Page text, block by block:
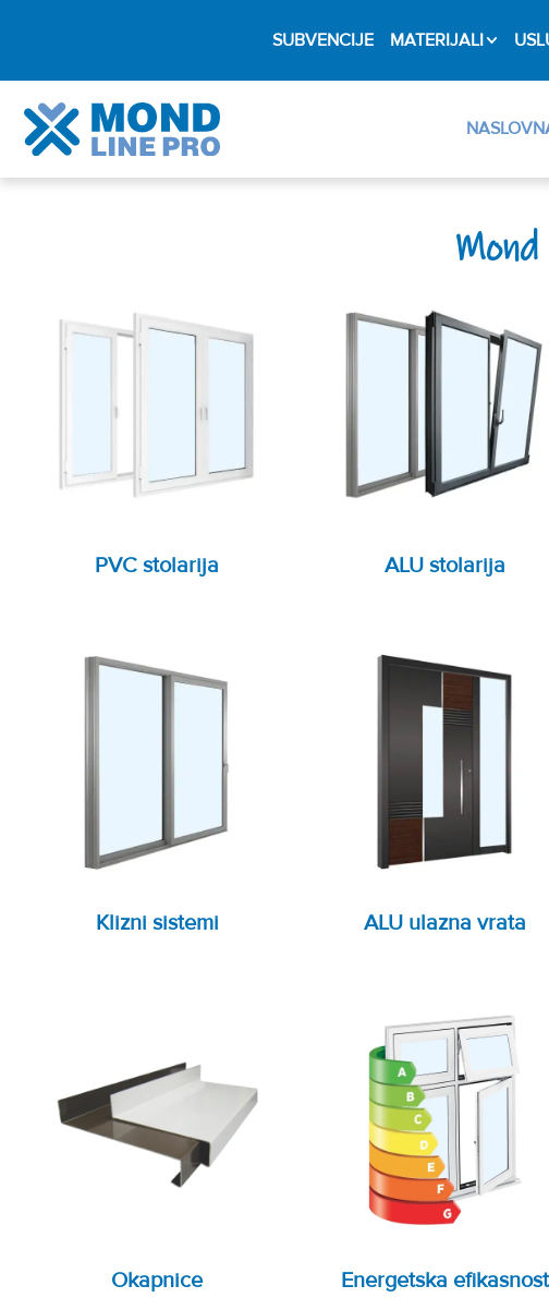
SUBVENCIJE MATERIJALI
PVC stolarija ALU stolarija
Klizni sistemi ALU ulazna vrata
Okapnice Energetska efikasnost